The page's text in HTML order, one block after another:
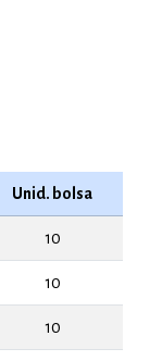
Unid. bolsa
10
10
10